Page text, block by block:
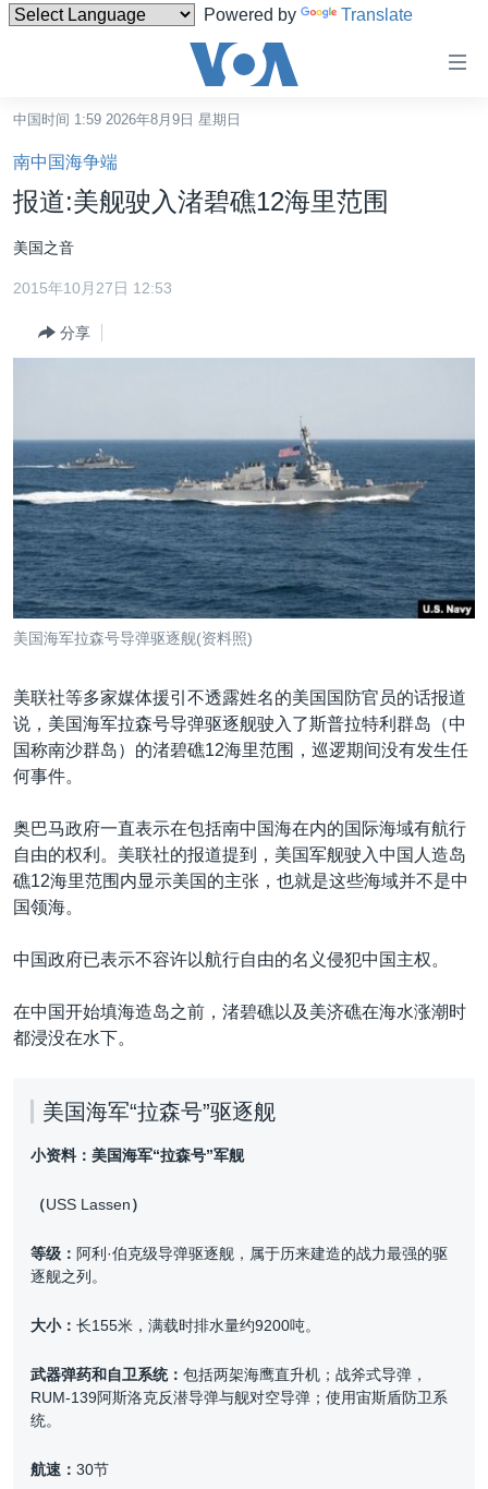
Powered by Translate
碍
链
接
跳
转
内
航
转
到
检
台湾
港澳
国际
欧洲
非洲
美洲
全球议题
人权·法律·宗教
科教·文娱·体健
军事
劳工
环境
热点专题
白宫要闻
国会报道
美中关系
美国建国250周年
美国之音专访
重要讲话与声明
台海两岸关系
关注西藏
关注新疆
VOA视频
VOA今日焦点
中文广播
关注我们
其他语言网站
中国时间 1:59 2026年8月9日 星期日
南中国海争端
报道:美舰驶入渚碧礁12海里范围
美国之音
2015年10月27日 12:53
分享
美国海军拉森号导弹驱逐舰(资料照)
美联社等多家媒体援引不透露姓名的美国国防官员的话报道
说，美国海军拉森号导弹驱逐舰驶入了斯普拉特利群岛（中
国称南沙群岛）的渚碧礁12海里范围，巡逻期间没有发生任
何事件。
奥巴马政府一直表示在包括南中国海在内的国际海域有航行
自由的权利。美联社的报道提到，美国军舰驶入中国人造岛
礁12海里范围内显示美国的主张，也就是这些海域并不是中
国领海。
中国政府已表示不容许以航行自由的名义侵犯中国主权。
在中国开始填海造岛之前，渚碧礁以及美济礁在海水涨潮时
都浸没在水下。
美国海军“拉森号”驱逐舰
小资料：美国海军“拉森号”军舰
（USS Lassen）
等级： 阿利·伯克级导弹驱逐舰，属于历来建造的战力最强的驱
逐舰之列。
大小： 长155米，满载时排水量约9200吨。
武器弹药和自卫系统： 包括两架海鹰直升机；战斧式导弹，
RUM-139阿斯洛克反潜导弹与舰对空导弹；使用宙斯盾防卫系
统。
航速： 30节